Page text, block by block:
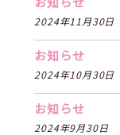
2024年11月30日
お知らせ
2024年10月30日
お知らせ
2024年9月30日